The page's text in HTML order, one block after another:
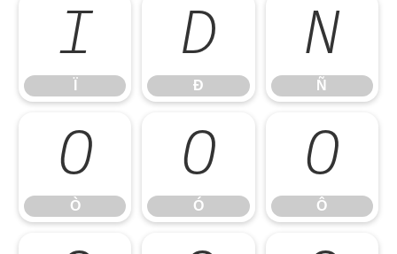
Ï Ð
Ð
Ñ
Ñ
Ò
Ò
Ó
Ó
Ô
Ô